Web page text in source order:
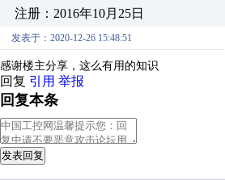
注册：2016年10月25日
发表于：2020-12-26 15:48:51
感谢楼主分享，这么有用的知识
回复 引用 举报
回复本条
发表回复